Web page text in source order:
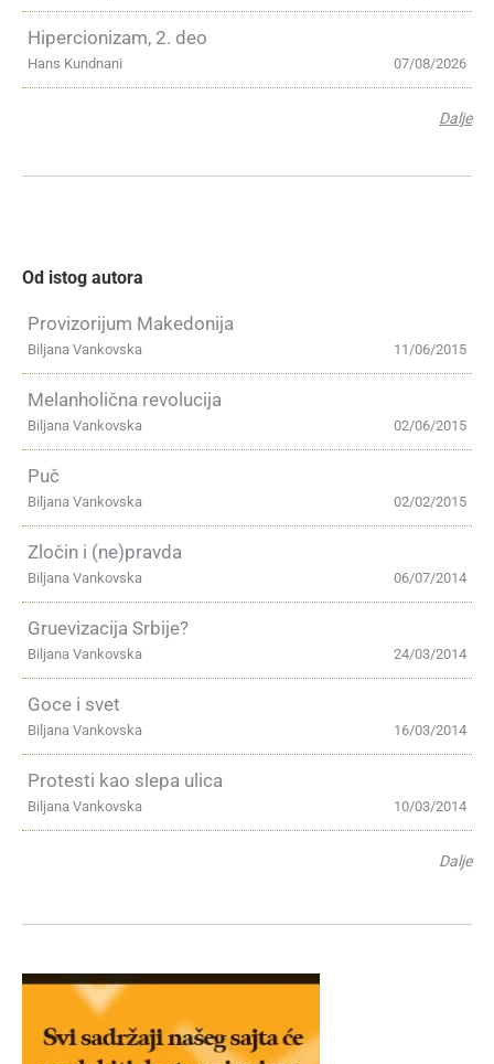
Hipercionizam, 2. deo
07/08/2026
Hans Kundnani
Dalje
Od istog autora
Provizorijum Makedonija
11/06/2015
Biljana Vankovska
Melanholična revolucija
02/06/2015
Biljana Vankovska
Puč
02/02/2015
Biljana Vankovska
Zločin i (ne)pravda
06/07/2014
Biljana Vankovska
Gruevizacija Srbije?
24/03/2014
Biljana Vankovska
Goce i svet
16/03/2014
Biljana Vankovska
Protesti kao slepa ulica
10/03/2014
Biljana Vankovska
Dalje